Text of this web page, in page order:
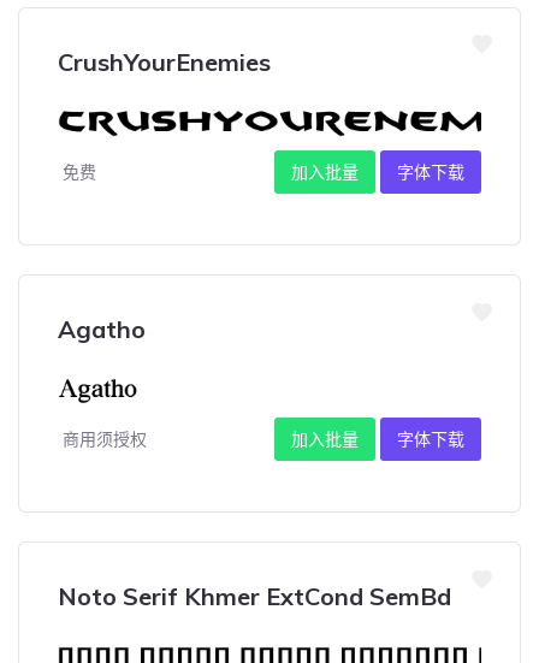
CrushYourEnemies
免费 加入批量 字体下载
Agatho
商用须授权 加入批量 字体下载
Noto Serif Khmer ExtCond SemBd